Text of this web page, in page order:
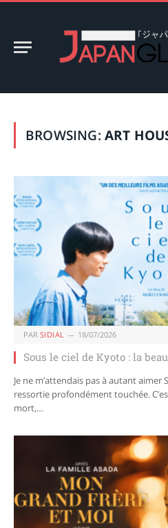
BROWSING: ART
PAR SIDIAL 18/07/2026
Sous le ciel de Kyoto : la
Je ne m’attendais pas à autant aimer
ressortie profondément touchée.
mort,…